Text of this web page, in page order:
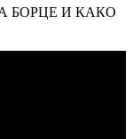
БОРЦЕ И КАКО